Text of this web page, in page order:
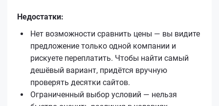
Недостатки:
Нет возможности сравнить цены — вы видите
предложение только одной компании и
рискуете переплатить. Чтобы найти самый
дешёвый вариант, придётся вручную
проверять десятки сайтов.
Ограниченный выбор условий — нельзя